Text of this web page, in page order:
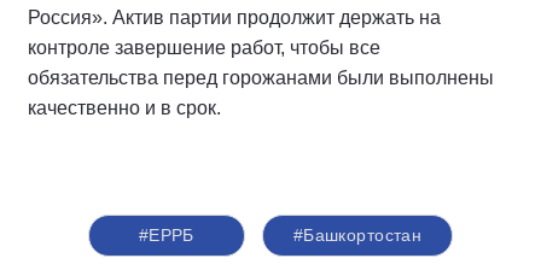
Россия». Актив партии продолжит держать на
контроле завершение работ, чтобы все
обязательства перед горожанами были выполнены
качественно и в срок.
#ЕРРБ #Башкортостан